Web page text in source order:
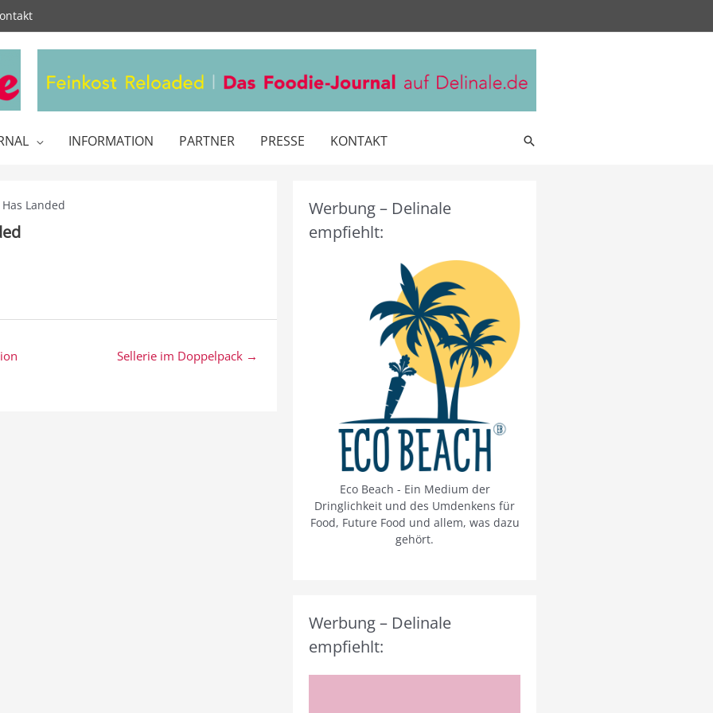
INFORMATION PARTNER PRESSE KONTAKT Suche
Landed
Sellerie im Doppelpack →
Werbung – Delinale
empfiehlt:
Eco Beach - Ein Medium der
Dringlichkeit und des Umdenkens für
Food, Future Food und allem, was dazu
gehört.
Werbung – Delinale
empfiehlt: